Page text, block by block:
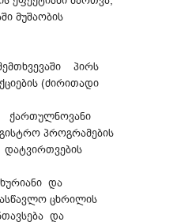
მუშაობის
პირს
(ძირითადი
ქართულნოვანი
პროგრამების
და
ცხრილის
და